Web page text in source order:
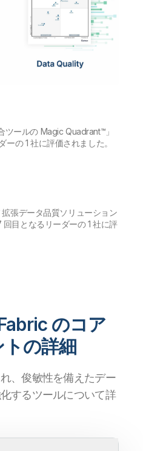
ツールの Magic Quadrant™」
ーの 1 社に評価されました。
張データ品質ソリューション
目となるリーダーの 1 社に評
のコア
の詳細
、俊敏性を備えたデー
するツールについて詳